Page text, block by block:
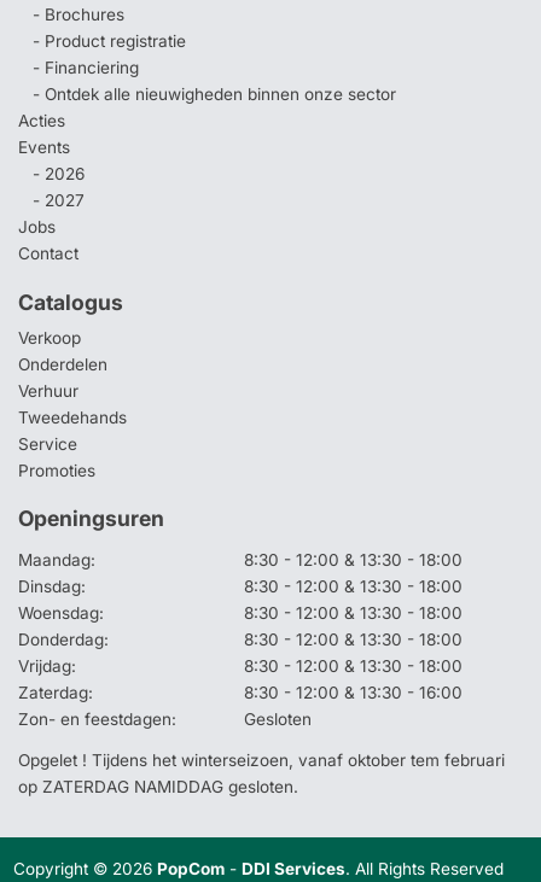
- Brochures
- Product registratie
- Financiering
- Ontdek alle nieuwigheden binnen onze sector
Acties
Events
- 2026
- 2027
Jobs
Contact
Catalogus
Verkoop
Onderdelen
Verhuur
Tweedehands
Service
Promoties
Openingsuren
Maandag:
8:30 - 12:00 & 13:30 - 18:00
Dinsdag:
8:30 - 12:00 & 13:30 - 18:00
Woensdag:
8:30 - 12:00 & 13:30 - 18:00
Donderdag:
8:30 - 12:00 & 13:30 - 18:00
Vrijdag:
8:30 - 12:00 & 13:30 - 18:00
Zaterdag:
8:30 - 12:00 & 13:30 - 16:00
Zon- en feestdagen:
Gesloten
Opgelet ! Tijdens het winterseizoen, vanaf oktober tem februari
op ZATERDAG NAMIDDAG gesloten.
Copyright © 2026PopCom -DDI Services. All Rights Reserved